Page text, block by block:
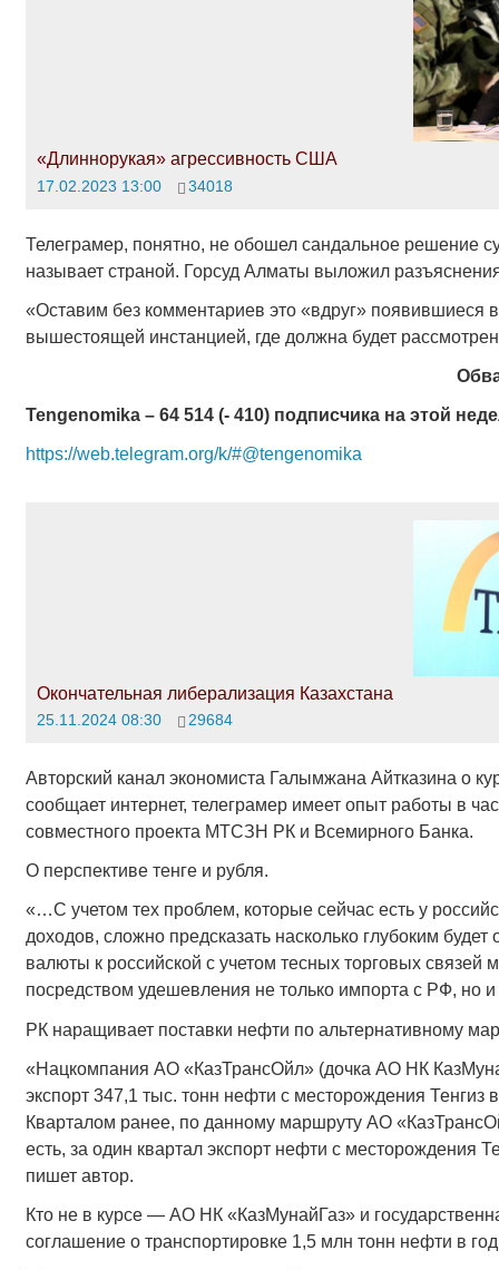
«Длиннорукая» агрессивность США
17.02.2023 13:00 34018
Телеграмер, понятно, не обошел сандальное решение
называет страной. Горсуд Алматы выложил
«Оставим без комментариев это «вдруг» появившиеся
вышестоящей инстанцией, где должна будет
Tengenomika – 64 514 (- 410) подписчика на этой
https://web.telegram.org/k/#@tengenomika
Окончательная либерализация Казахстана
25.11.2024 08:30 29684
Авторский канал экономиста Галымжана Айтказина о
сообщает интернет, телеграмер имеет опыт работы в
совместного проекта МТСЗН РК и Всемирного Банка.
О перспективе тенге и рубля.
«…С учетом тех проблем, которые сейчас есть у
доходов, сложно предсказать насколько глубоким
валюты к российской с учетом тесных торговых связей
посредством удешевления не только импорта с РФ, но и
РК наращивает поставки нефти по альтернативному
«Нацкомпания АО «КазТрансОйл» (дочка АО НК
экспорт 347,1 тыс. тонн нефти с месторождения
Кварталом ранее, по данному маршруту АО
есть, за один квартал экспорт нефти с месторождения
пишет автор.
Кто не в курсе — АО НК «КазМунайГаз» и
соглашение о транспортировке 1,5 млн тонн нефти в